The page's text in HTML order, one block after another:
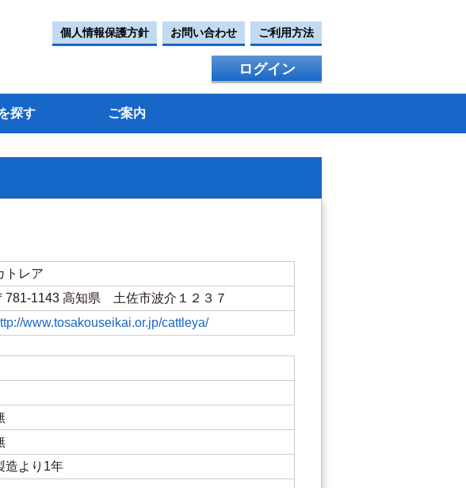
個人情報保護方針 お問い合わせ ご利用方法
ログイン
探す ご案内
トレア
781-1143 高知県 土佐市波介１２３７
www.tosakouseikai.or.jp/cattleya/
造より1年